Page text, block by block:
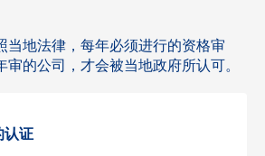
当地法律，每年必须进行的资格审
的公司，才会被当地政府所认可。
认证